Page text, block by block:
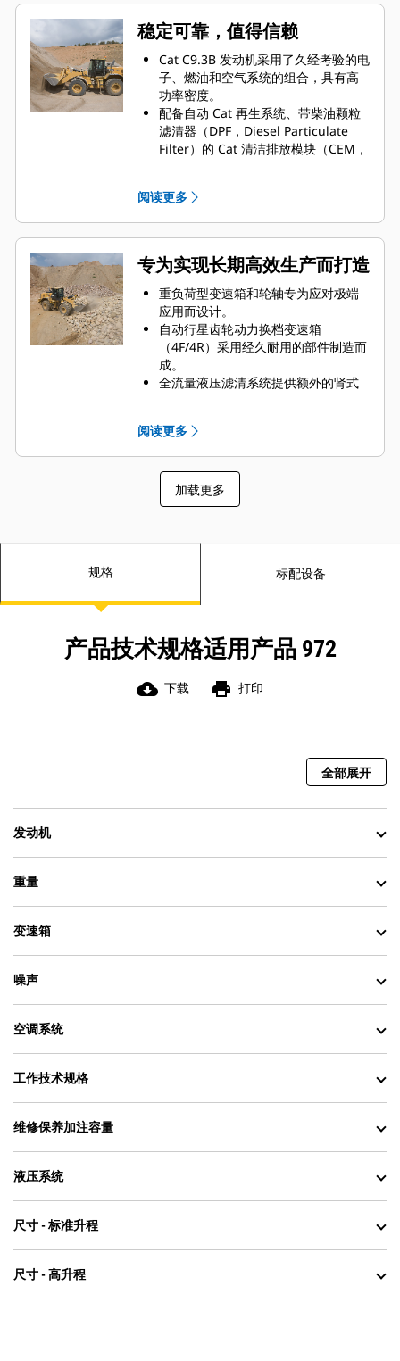
Cat Advanced Payload 现在可以为您
带来更好的操控性能和更高的效率：
配方模式确保精准的物料混合，而扩
展拆分模式可简化负载跟踪，从而提
升生产率和减少错误。
一次寿命铲刃 GET 提供可靠的性能并
可减少停机时间，具备减少更换次
数、降低维护成本等优势，助您充分
提升作业效率。
能，帮助您节省时间和减少磨损，实
现更顺畅、更高效的操作。
操作员可以使用车载二维码，即时查
看培训视频和功能指南*。
稳定可靠，值得信赖
Cat C9.3B 发动机采用了久经考验的电
子、燃油和空气系统的组合，具有高
功率密度。
配备自动 Cat 再生系统、带柴油颗粒
滤清器（DPF，Diesel Particulate
Filter）的 Cat 清洁排放模块（CEM，
Exhaust Fluid）箱和泵。
配备电动燃油注油泵、油水分离器和
燃油细滤器。
通过部件设计和机器验证流程，它实
现了无与伦比的可靠性和正常运行时
间。
阅读更多
专为实现长期高效生产而打造
重负荷型变速箱和轮轴专为应对极端
应用而设计。
自动行星齿轮动力换档变速箱
（4F/4R）采用经久耐用的部件制造而
成。
全流量液压滤清系统提供额外的肾式
新一代机具泵能在较低的发动机转速
下增加流量并提高液压响应能力。
阅读更多
加载更多
规格 标配设备
产品技术规格适用产品 972
cloud_download 下载 print 打印
全部展开
发动机
重量
变速箱
噪声
空调系统
工作技术规格
维修保养加注容量
液压系统
尺寸 - 标准升程
尺寸 - 高升程